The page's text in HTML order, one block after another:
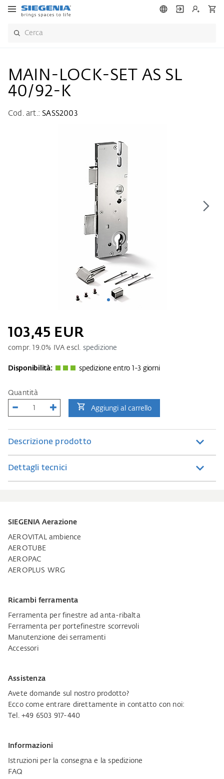
MAIN-LOCK-SET AS SL
40/92-K
Cod. art.: SASS2003
103,45 EUR
compr. 19.0% IVA escl. spedizione
Disponibilità: spedizione entro 1-3 giorni
Quantità
Aggiungi al carrello
Descrizione prodotto
Dettagli tecnici
SIEGENIA Aerazione
AEROVITAL ambience
AEROTUBE
AEROPAC
AEROPLUS WRG
Ricambi ferramenta
Ferramenta per finestre ad anta-ribalta
Ferramenta per portefinestre scorrevoli
Manutenzione dei serramenti
Accessori
Assistenza
Avete domande sul nostro prodotto?
Ecco come entrare direttamente in contatto con noi:
Tel. +49 6503 917-440
Informazioni
Istruzioni per la consegna e la spedizione
FAQ